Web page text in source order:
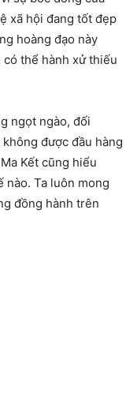
xã hội đang tốt đẹp
hoàng đạo này
thể hành xử thiếu
ngọt ngào, đối
được đầu hàng
Kết cũng hiểu
nào. Ta luôn mong
đồng hành trên